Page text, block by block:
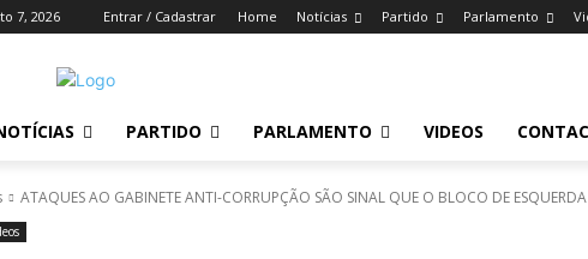
7, 2026 Entrar / Cadastrar Home Notícias Partido Parlamento
PARTIDO PARLAMENTO VIDEOS
ATAQUES AO GABINETE ANTI-CORRUPÇÃO SÃO SINAL QUE O BLOCO DE